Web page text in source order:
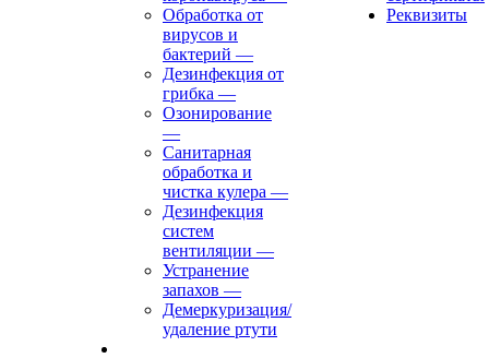
Обработка от
вирусов и
бактерий —
Дезинфекция от
грибка —
Озонирование
—
Санитарная
обработка и
чистка кулера —
Дезинфекция
систем
вентиляции —
Устранение
запахов —
Демеркуризация/
удаление ртути
Реквизиты